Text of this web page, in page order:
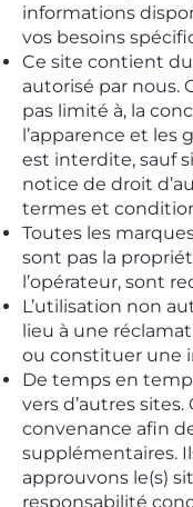
informations
vos besoins
Ce site contient
autorisé par nous.
pas limité à, la
l’apparence et les
est interdite, sauf
notice de droit
termes et
Toutes les
sont pas la
l’opérateur, sont
L’utilisation non
lieu à une
ou constituer une
De temps en
vers d’autres
convenance afin
supplémentaires.
approuvons le(s)
responsabilité